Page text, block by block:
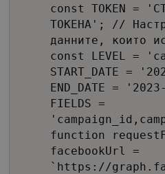
const TOKEN =
ТОКЕНА'; //
данните, които
const LEVEL =
START_DATE =
END_DATE =
FIELDS =
function
facebookUrl =
`https://